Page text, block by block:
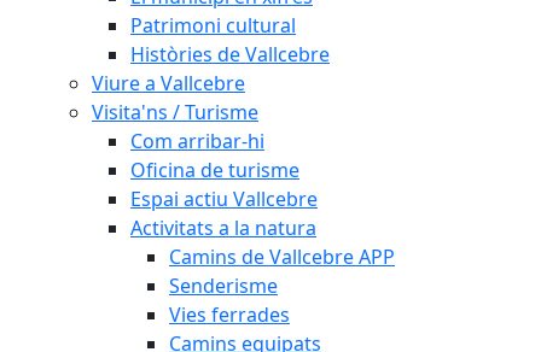
Patrimoni cultural
Històries de Vallcebre
Viure a Vallcebre
Visita'ns / Turisme
Com arribar-hi
Oficina de turisme
Espai actiu Vallcebre
Activitats a la natura
Camins de Vallcebre APP
Senderisme
Vies ferrades
Camins equipats